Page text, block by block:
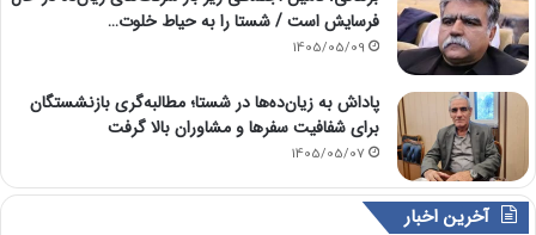
فرسایش است / شستا را به حیاط خلوت…
1405/05/09
پاداش به زیان‌ده‌ها در شستا؛ مطالبه‌گری بازنشستگان
برای شفافیت سفرها و مشاوران بالا گرفت
1405/05/07
آخرین اخبار